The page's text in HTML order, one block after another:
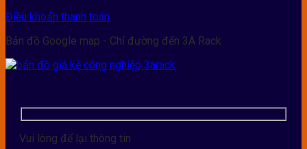
Điều khoản thanh toán
Bản đồ Google map - Chỉ đường đến 3A Rack
Vui lòng để lại thông tin